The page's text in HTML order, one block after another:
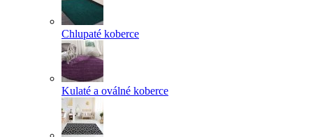
Chlupaté koberce
Kulaté a oválné koberce